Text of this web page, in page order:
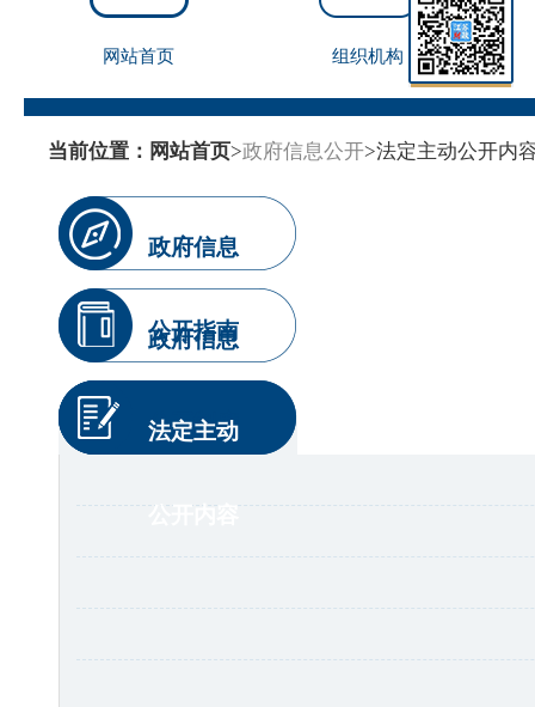
网站首页 组织机构
当前位置： 网站首页>政府信息公开>法定主动公开内
政府信息
公开指南
政府信息
公开制度
法定主动